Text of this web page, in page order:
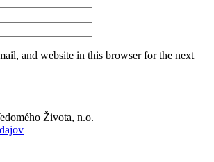
and website in this browser for the next
Života, n.o.